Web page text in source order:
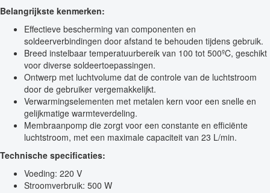
Belangrijkste kenmerken:
Effectieve bescherming van componenten en
soldeerverbindingen door afstand te behouden tijdens gebruik.
Breed instelbaar temperatuurbereik van 100 tot 500ºC, geschikt
voor diverse soldeertoepassingen.
Ontwerp met luchtvolume dat de controle van de luchtstroom
door de gebruiker vergemakkelijkt.
Verwarmingselementen met metalen kern voor een snelle en
gelijkmatige warmteverdeling.
Membraanpomp die zorgt voor een constante en efficiënte
luchtstroom, met een maximale capaciteit van 23 L/min.
Technische specificaties:
Voeding: 220 V
Stroomverbruik: 500 W